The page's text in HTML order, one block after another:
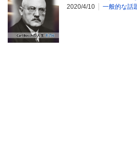
2020/4/10 一般的な話